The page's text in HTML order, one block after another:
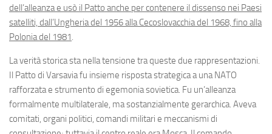
dell’alleanza e usò il Patto anche per contenere il dissenso nei Paesi
satelliti, dall’Ungheria del 1956 alla Cecoslovacchia del 1968, fino alla
Polonia del 1981.
La verità storica sta nella tensione tra queste due rappresentazioni.
Il Patto di Varsavia fu insieme risposta strategica a una NATO
rafforzata e strumento di egemonia sovietica. Fu un’alleanza
formalmente multilaterale, ma sostanzialmente gerarchica. Aveva
comitati, organi politici, comandi militari e meccanismi di